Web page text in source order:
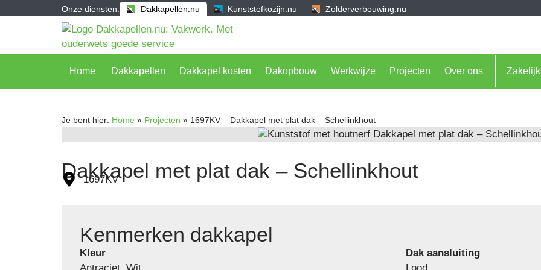
Onze diensten: Dakkapellen.nu Kunststofkozijn.nu Zolderverbouwing.nu
Home Dakkapellen Dakkapel kosten Dakopbouw Werkwijze Projecten Over ons Zakelijk
Je bent hier: Home » Projecten » 1697KV – Dakkapel met plat dak – Schellinkhout
Dakkapel met plat dak – Schellinkhout
1697KV
Kenmerken dakkapel
Kleur
Dak aansluiting